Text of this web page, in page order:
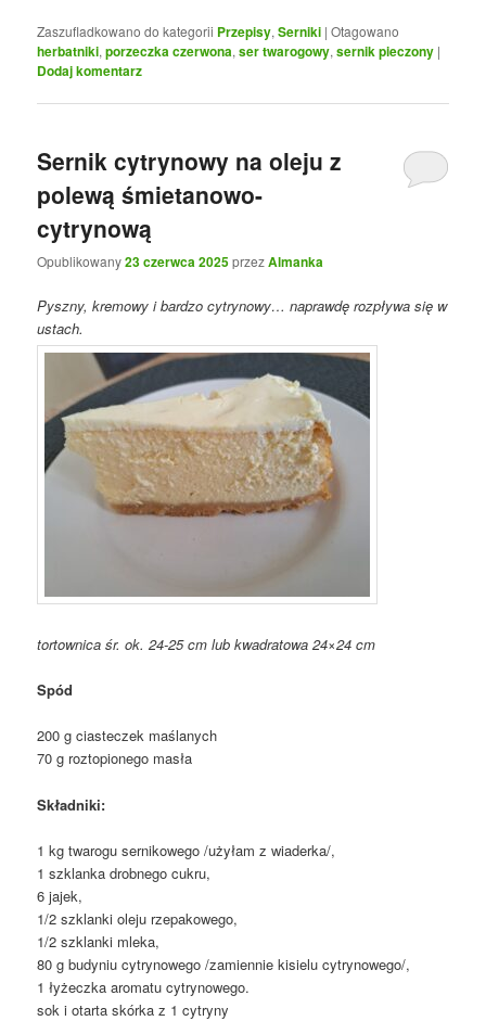
Zaszufladkowano do kategorii Przepisy,Serniki |Otagowano
herbatniki,porzeczka czerwona,ser twarogowy,sernik pieczony |
Dodaj komentarz
Sernik cytrynowy na oleju z
polewą śmietanowo-
cytrynową
Opublikowany23 czerwca 2025przezAlmanka
Pyszny, kremowy i bardzo cytrynowy… naprawdę rozpływa się w
ustach.
tortownica śr. ok. 24-25 cm lub kwadratowa 24×24 cm
Spód
200 g ciasteczek maślanych
70 g roztopionego masła
Składniki:
1 kg twarogu sernikowego /użyłam z wiaderka/,
1 szklanka drobnego cukru,
6 jajek,
1/2 szklanki oleju rzepakowego,
1/2 szklanki mleka,
80 g budyniu cytrynowego /zamiennie kisielu cytrynowego/,
1 łyżeczka aromatu cytrynowego.
sok i otarta skórka z 1 cytryny